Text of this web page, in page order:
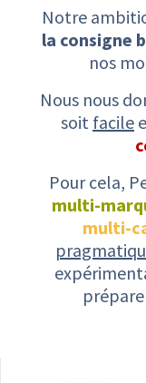
Notre
la consigne
nos
Nous nous
soit facile
Pour cela,
multi-
multi-